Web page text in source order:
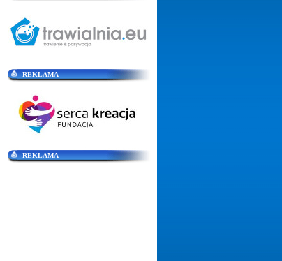
REKLAMA
REKLAMA